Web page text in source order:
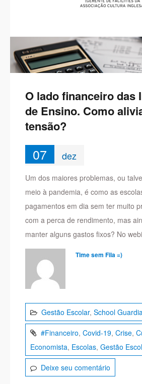
O lado financeiro das
de Ensino. Como
tensão?
07 dez
Um dos maiores problemas, ou
meio à pandemia, é como as
pagamentos em dia sem ter muito
com a perca de rendimento, mas
manter alguns gastos fixos? No
Time sem Fila =)
Gestão Escolar,School
#Financeiro,Covid-19,Crise,
Economista, Escolas,Gestão
Deixe seu comentário